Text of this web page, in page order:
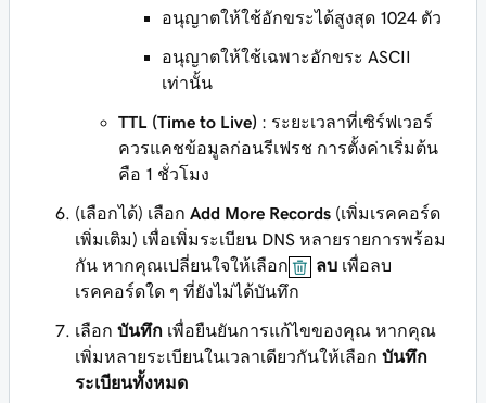
อนุญาตให้ใช้อักขระได้สูงสุด 1024 ตัว
อนุญาตให้ใช้เฉพาะอักขระ ASCII
เท่านั้น
TTL (Time to Live) : ระยะเวลาที่เซิร์ฟเวอร์
ควรแคชข้อมูลก่อนรีเฟรช การตั้งค่าเริ่มต้น
คือ 1 ชั่วโมง
(เลือกได้) เลือก Add More Records (เพิ่มเรคคอร์ด
เพิ่มเติม) เพื่อเพิ่มระเบียน DNS หลายรายการพร้อม
กัน หากคุณเปลี่ยนใจให้เลือก
ลบ เพื่อลบ
เรคคอร์ดใด ๆ ที่ยังไม่ได้บันทึก
เลือก บันทึก เพื่อยืนยันการแก้ไขของคุณ หากคุณ
เพิ่มหลายระเบียนในเวลาเดียวกันให้เลือก บันทึก
ระเบียนทั้งหมด